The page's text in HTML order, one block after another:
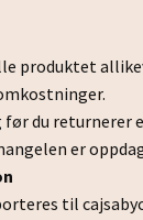
produktet
du returnerer
er
til